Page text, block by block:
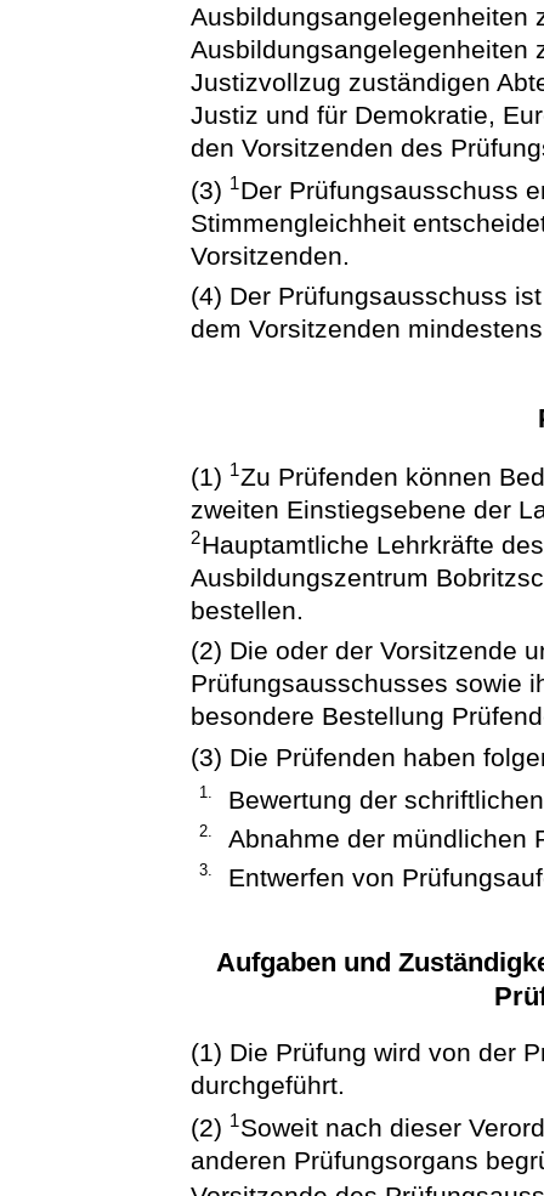
Ausbildungsangelegenheiten
Ausbildungsangelegenheiten
Justizvollzug zuständigen
Justiz und für Demokratie,
den Vorsitzenden des
(3) 1Der Prüfungsausschuss
Stimmengleichheit
Vorsitzenden.
(4) Der Prüfungsausschuss
dem Vorsitzenden
(1) 1Zu Prüfenden können
zweiten Einstiegsebene der
2Hauptamtliche Lehrkräfte
Ausbildungszentrum
bestellen.
(2) Die oder der Vorsitzende
Prüfungsausschusses sowie
besondere Bestellung
(3) Die Prüfenden haben
1. Bewertung der
2. Abnahme der mündlichen
3. Entwerfen von
Aufgaben und
(1) Die Prüfung wird von der
durchgeführt.
(2) 1Soweit nach dieser
anderen Prüfungsorgans